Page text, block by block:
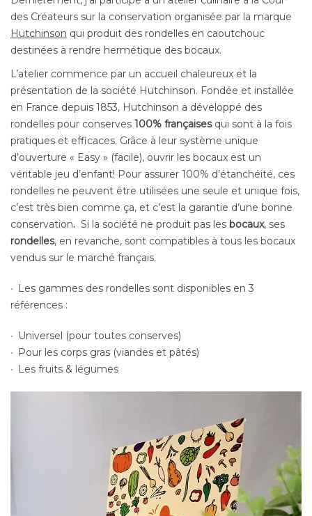
des Créateurs sur la conservation organisée par la marque
Hutchinson qui produit des rondelles en caoutchouc
destinées à rendre hermétique des bocaux.
L’atelier commence par un accueil chaleureux et la
présentation de la société Hutchinson. Fondée et installée
en France depuis 1853, Hutchinson a développé des
rondelles pour conserves 100% françaisesqui sont à la fois
pratiques et efficaces. Grâce à leur système unique
d’ouverture « Easy » (facile), ouvrir les bocaux est un
véritable jeu d’enfant! Pour assurer 100% d’étanchéité, ces
rondelles ne peuvent être utilisées une seule et unique fois,
c’est très bien comme ça, et c’est la garantie d’une bonne
conservation. Si la société ne produit pas les bocaux, ses
rondelles, en revanche, sont compatibles à tous les bocaux
vendus sur le marché français.
Les gammes des rondelles sont disponibles en 3
références :
Universel (pour toutes conserves)
Pour les corps gras (viandes et pâtés)
Les fruits & légumes